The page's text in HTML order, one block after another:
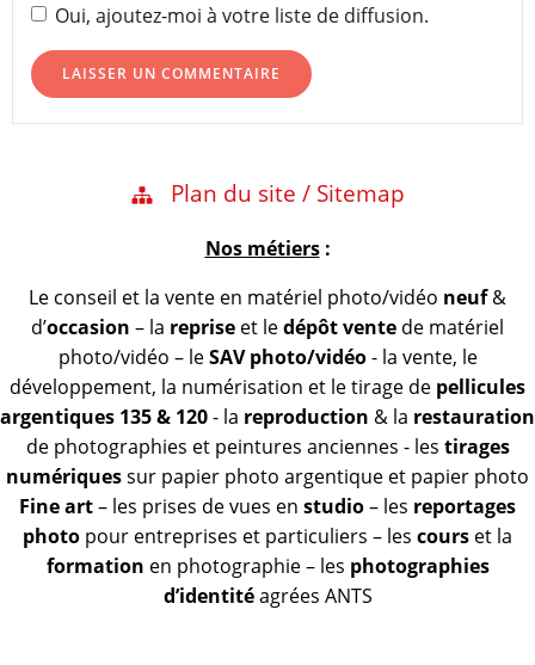
Oui, ajoutez-moi à votre liste de diffusion.
Plan du site / Sitemap
Nos métiers:
Le conseil et la vente en matériel photo/vidéo neuf&
d’occasion – la reprise et ledépôt vente de matériel
photo/vidéo – leSAV photo/vidéo- la vente, le
développement, la numérisation et le tirage de pellicules
argentiques 135 & 120- la reproduction & la restauration
de photographies et peintures anciennes - les tirages
numériquessur papier photo argentique et papier photo
Fine art– les prises de vues en studio– les reportages
photo pour entreprises et particuliers – les cours et la
formation en photographie – les photographies
d’identitéagrées ANTS